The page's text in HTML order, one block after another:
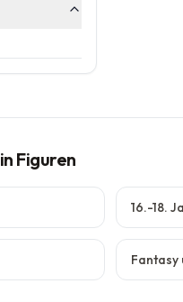
in Figuren
16.-18.
Fantasy